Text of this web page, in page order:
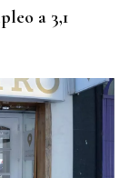
a 3,1